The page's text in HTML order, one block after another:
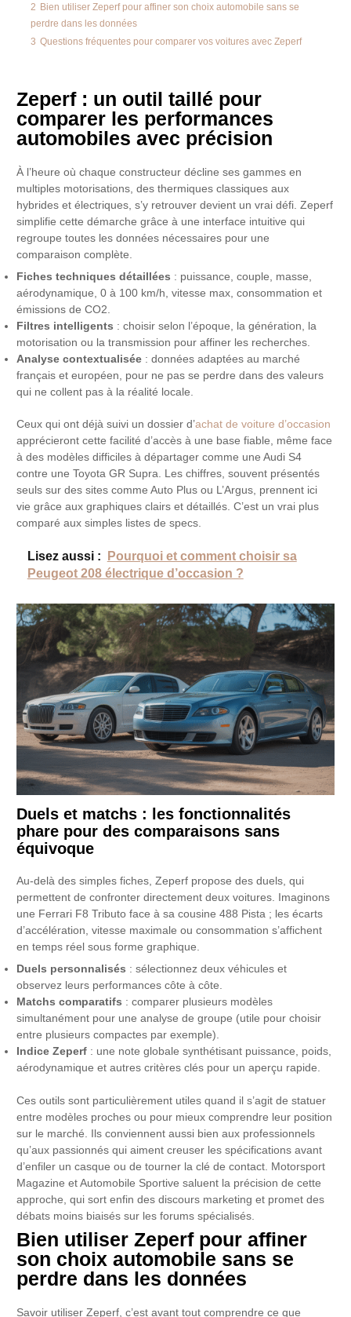
2 Bien utiliser Zeperf pour affiner son choix automobile sans se
perdre dans les données
3 Questions fréquentes pour comparer vos voitures avec Zeperf
Zeperf : un outil taillé pour
comparer les performances
automobiles avec précision
À l’heure où chaque constructeur décline ses gammes en
multiples motorisations, des thermiques classiques aux
hybrides et électriques, s’y retrouver devient un vrai défi. Zeperf
simplifie cette démarche grâce à une interface intuitive qui
regroupe toutes les données nécessaires pour une
comparaison complète.
Fiches techniques détaillées : puissance, couple, masse,
aérodynamique, 0 à 100 km/h, vitesse max, consommation et
émissions de CO2.
Filtres intelligents : choisir selon l’époque, la génération, la
motorisation ou la transmission pour affiner les recherches.
Analyse contextualisée : données adaptées au marché
français et européen, pour ne pas se perdre dans des valeurs
qui ne collent pas à la réalité locale.
Ceux qui ont déjà suivi un dossier d’achat de voiture d’occasion
apprécieront cette facilité d’accès à une base fiable, même face
à des modèles difficiles à départager comme une Audi S4
contre une Toyota GR Supra. Les chiffres, souvent présentés
seuls sur des sites comme Auto Plus ou L’Argus, prennent ici
vie grâce aux graphiques clairs et détaillés. C’est un vrai plus
comparé aux simples listes de specs.
Lisez aussi :
Pourquoi et comment choisir sa
Peugeot 208 électrique d’occasion ?
Duels et matchs : les fonctionnalités
phare pour des comparaisons sans
équivoque
Au-delà des simples fiches, Zeperf propose des duels, qui
permettent de confronter directement deux voitures. Imaginons
une Ferrari F8 Tributo face à sa cousine 488 Pista ; les écarts
d’accélération, vitesse maximale ou consommation s’affichent
en temps réel sous forme graphique.
Duels personnalisés : sélectionnez deux véhicules et
observez leurs performances côte à côte.
Matchs comparatifs : comparer plusieurs modèles
simultanément pour une analyse de groupe (utile pour choisir
entre plusieurs compactes par exemple).
Indice Zeperf : une note globale synthétisant puissance, poids,
aérodynamique et autres critères clés pour un aperçu rapide.
Ces outils sont particulièrement utiles quand il s’agit de statuer
entre modèles proches ou pour mieux comprendre leur position
sur le marché. Ils conviennent aussi bien aux professionnels
qu’aux passionnés qui aiment creuser les spécifications avant
d’enfiler un casque ou de tourner la clé de contact. Motorsport
Magazine et Automobile Sportive saluent la précision de cette
approche, qui sort enfin des discours marketing et promet des
débats moins biaisés sur les forums spécialisés.
Bien utiliser Zeperf pour affiner
son choix automobile sans se
perdre dans les données
Savoir utiliser Zeperf, c’est avant tout comprendre ce que